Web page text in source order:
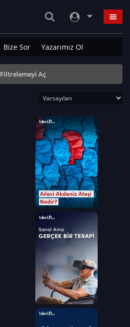
Bize Sor Yazarımız Ol
Filtrelemeyi Aç